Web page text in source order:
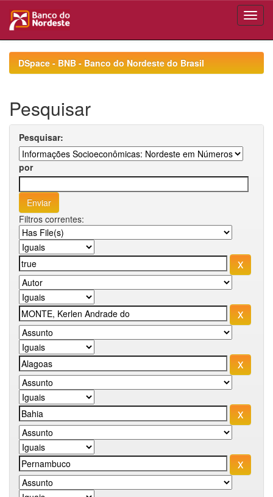
navigationDSpace - BNB - Banco do Nordeste do Brasil
Pesquisar
Pesquisar:
por
Filtros correntes: